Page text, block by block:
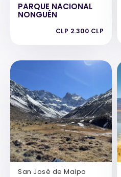
PARQUE NACIONAL
NONGUÉN
CLP 2.300 CLP
San José de Maipo